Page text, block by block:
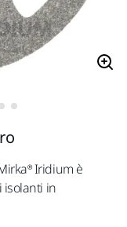
Iridium è
isolanti in